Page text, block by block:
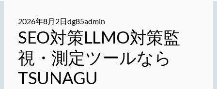
2026年8月2日dg85admin
SEO対策LLMO対策監
視・測定ツールなら
TSUNAGU